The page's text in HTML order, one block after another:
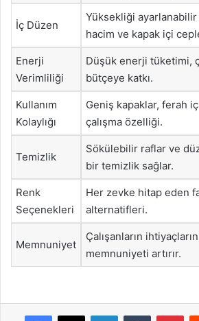
İç Düzen
Yüksekliği
hacim ve kapak içi
Enerji
Verimliliği
Düşük enerji tüketimi,
bütçeye katkı.
Kullanım
Kolaylığı
Geniş kapaklar, ferah
çalışma özelliği.
Temizlik
Sökülebilir raflar ve
bir temizlik sağlar.
Renk
Seçenekleri
Her zevke hitap eden
alternatifleri.
Memnuniyet
Çalışanların
memnuniyeti artırır.
Facebook
X LinkedInTumblr